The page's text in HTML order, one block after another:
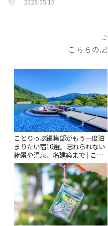
2026.05.15
こちらの
ことりっぷ編集部がもう一度泊
まりたい宿10選。忘れられない
絶景や温泉、名建築まで | こと
りっぷ